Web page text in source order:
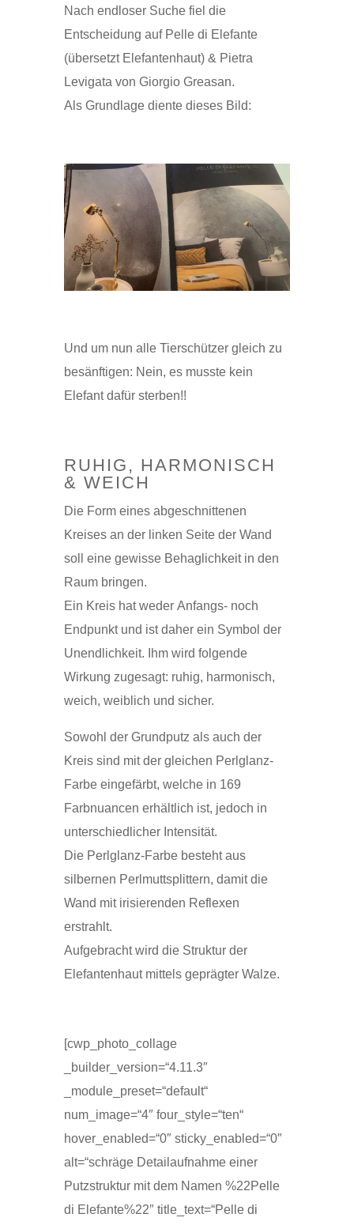
Nach endloser Suche fiel die
Entscheidung auf Pelle di Elefante
(übersetzt Elefantenhaut) & Pietra
Levigata von Giorgio Greasan.
Als Grundlage diente dieses Bild:
Und um nun alle Tierschützer gleich zu
besänftigen: Nein, es musste kein
Elefant dafür sterben!!
RUHIG, HARMONISCH
& WEICH
Die Form eines abgeschnittenen
Kreises an der linken Seite der Wand
soll eine gewisse Behaglichkeit in den
Raum bringen.
Ein Kreis hat weder Anfangs- noch
Endpunkt und ist daher ein Symbol der
Unendlichkeit. Ihm wird folgende
Wirkung zugesagt: ruhig, harmonisch,
weich, weiblich und sicher.
Sowohl der Grundputz als auch der
Kreis sind mit der gleichen Perlglanz-
Farbe eingefärbt, welche in 169
Farbnuancen erhältlich ist, jedoch in
unterschiedlicher Intensität.
Die Perlglanz-Farbe besteht aus
silbernen Perlmuttsplittern, damit die
Wand mit irisierenden Reflexen
erstrahlt.
Aufgebracht wird die Struktur der
Elefantenhaut mittels geprägter Walze.
[cwp_photo_collage
_builder_version=“4.11.3″
_module_preset=“default“
num_image=“4″ four_style=“ten“
hover_enabled=“0″ sticky_enabled=“0″
alt=“schräge Detailaufnahme einer
Putzstruktur mit dem Namen %22Pelle
di Elefante%22″ title_text=“Pelle di